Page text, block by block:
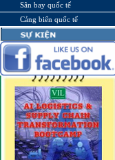
Sân bay quốc tế
Cảng biển quốc tế